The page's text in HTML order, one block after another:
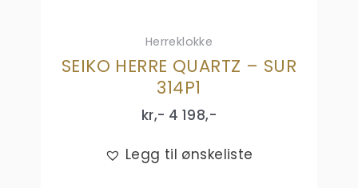
Herreklokke
SEIKO HERRE QUARTZ – SUR
314P1
kr,- 4 198,-
Legg til ønskeliste